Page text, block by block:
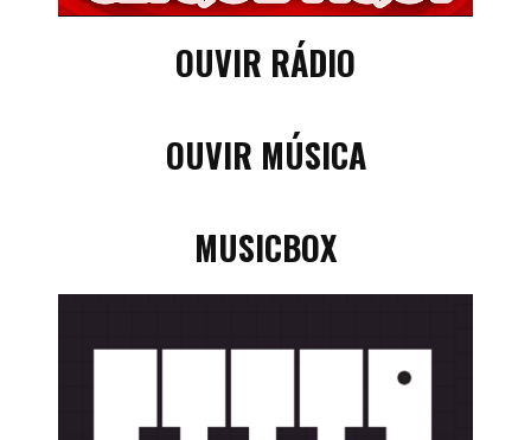
OUVIR RÁDIO
OUVIR MÚSICA
MUSICBOX